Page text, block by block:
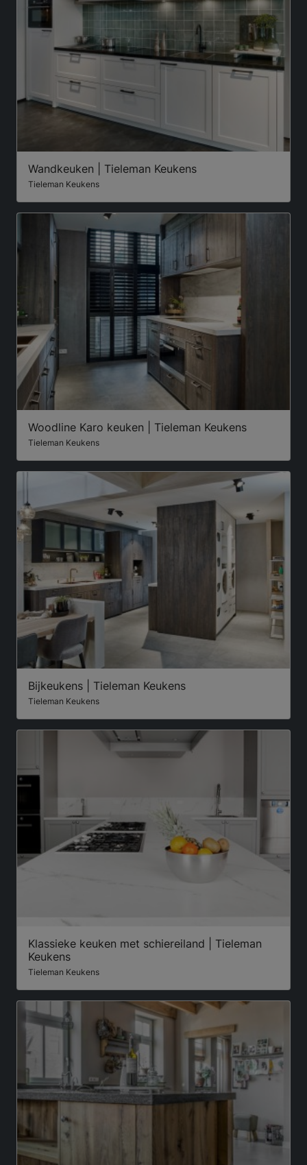
Wandkeuken | Tieleman Keukens
Tieleman Keukens
Woodline Karo keuken | Tieleman Keukens
Tieleman Keukens
Bijkeukens | Tieleman Keukens
Tieleman Keukens
Klassieke keuken met schiereiland | Tieleman
Keukens
Tieleman Keukens